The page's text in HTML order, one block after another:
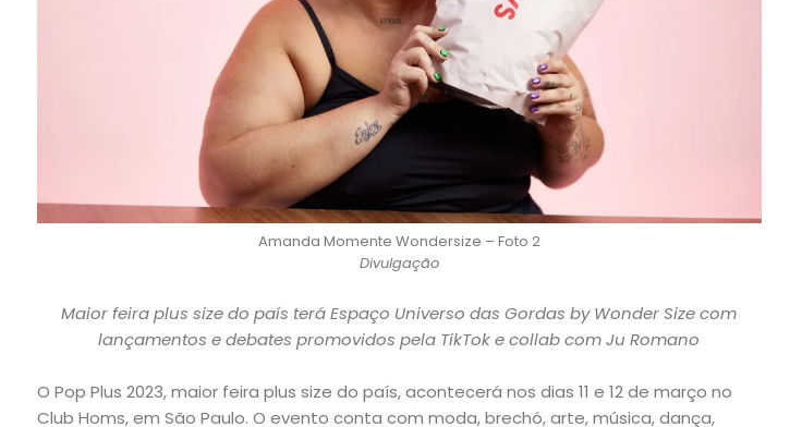
Amanda Momente Wondersize – Foto 2
Divulgação
Maior feira plus size do país terá Espaço Universo das Gordas by Wonder Size com
lançamentos e debates promovidos pela TikTok e collab com Ju Romano
O Pop Plus 2023, maior feira plus size do país, acontecerá nos dias 11 e 12 de março no
Club Homs, em São Paulo. O evento conta com moda, brechó, arte, música, dança,